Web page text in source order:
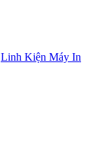
Linh Kiện Máy In